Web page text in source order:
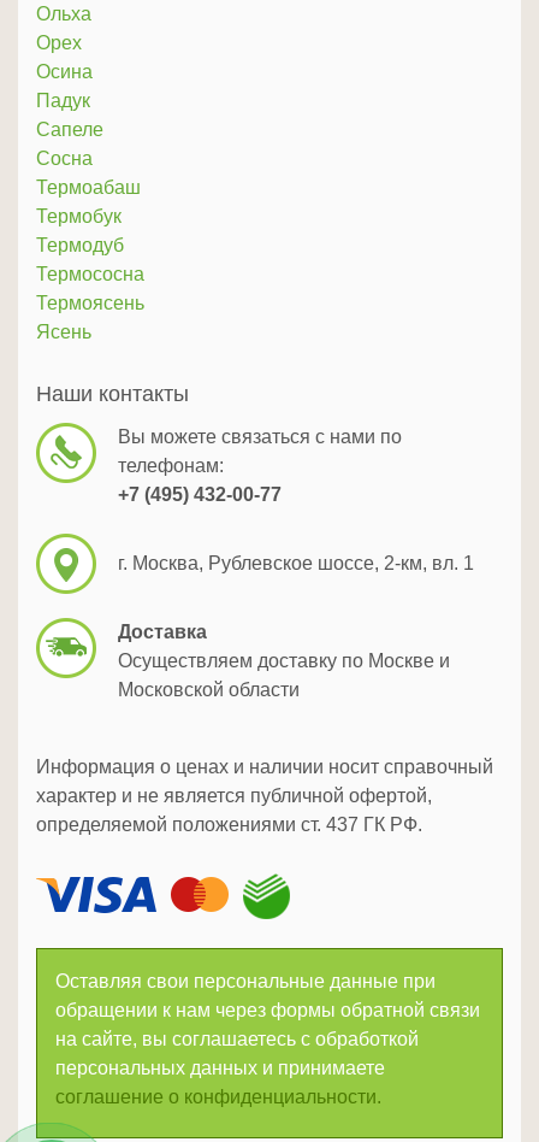
Ольха
Орех
Осина
Падук
Сапеле
Сосна
Термоабаш
Термобук
Термодуб
Термососна
Термоясень
Ясень
Наши контакты
Вы можете связаться с нами по
телефонам:
+7 (495) 432-00-77
г. Москва, Рублевское шоссе, 2-км, вл. 1
Доставка
Осуществляем доставку по Москве и
Московской области
Информация о ценах и наличии носит справочный
характер и не является публичной офертой,
определяемой положениями ст. 437 ГК РФ.
Оставляя свои персональные данные при
обращении к нам через формы обратной связи
на сайте, вы соглашаетесь с обработкой
персональных данных и принимаете
соглашение о конфиденциальности.